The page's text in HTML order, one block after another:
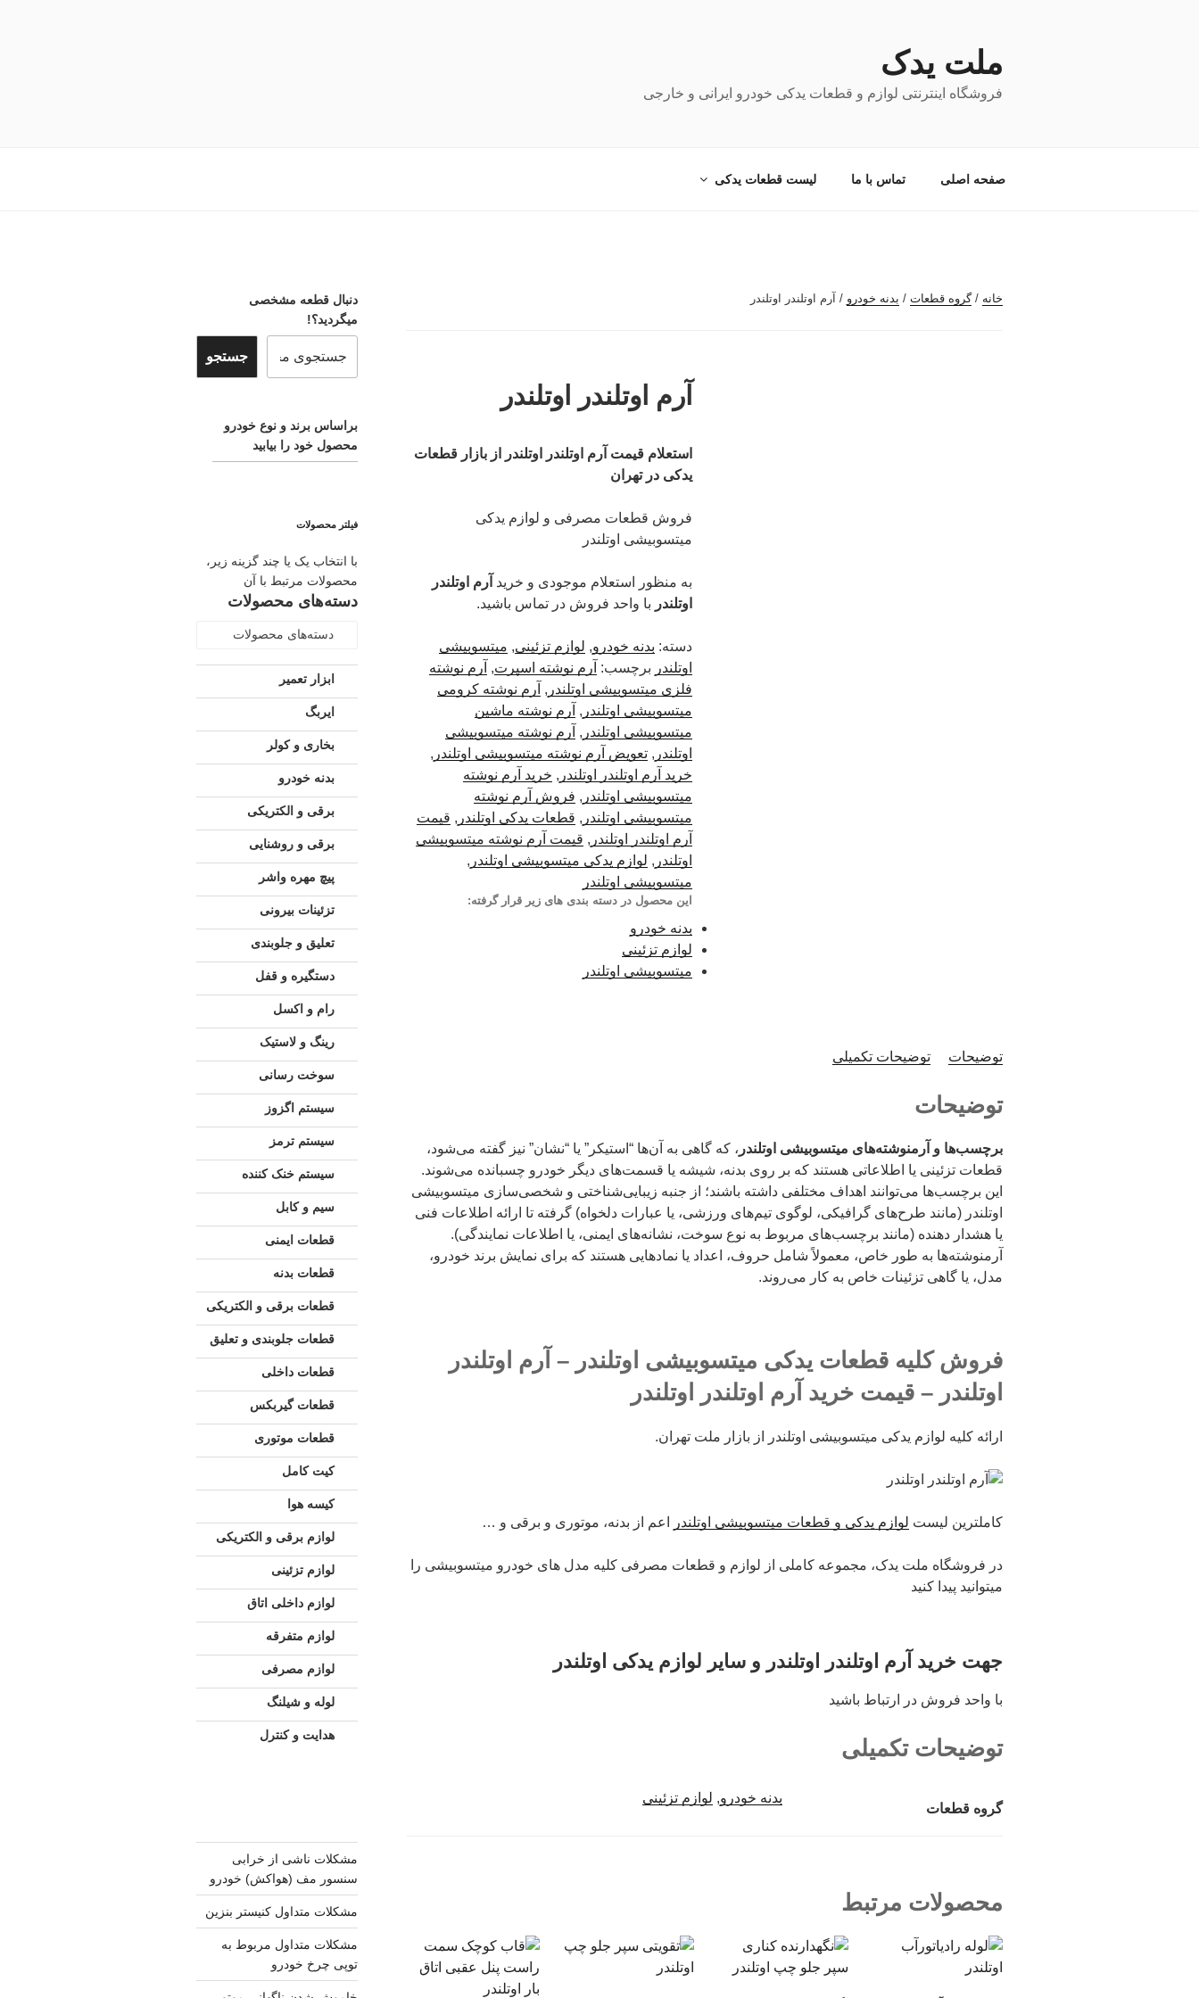
ملت یدک
فروشگاه اینترنتی لوازم و قطعات یدکی خودرو ایرانی و خارجی
صفحه اصلی تماس با ما لیست قطعات یدکی
خانه /گروه قطعات / بدنه خودرو / آرم اوتلندر اوتلندر
آرم اوتلندر اوتلندر
استعلام قیمت آرم اوتلندر اوتلندر از بازار قطعات
یدکی در تهران
فروش قطعات مصرفی و لوازم یدکی
میتسوبیشی اوتلندر
به منظور استعلام موجودی و خرید آرم اوتلندر
اوتلندر با واحد فروش در تماس باشید.
دسته: بدنه خودرو, لوازم تزئینی, میتسوبیشی
اوتلندر برچسب: آرم نوشته اسپرت, آرم نوشته
فلزی میتسوبیشی اوتلندر , آرم نوشته کرومی
میتسوبیشی اوتلندر , آرم نوشته ماشین
میتسوبیشی اوتلندر , آرم نوشته میتسوبیشی
اوتلندر , تعویض آرم نوشته میتسوبیشی اوتلندر ,
خرید آرم اوتلندر اوتلندر , خرید آرم نوشته
میتسوبیشی اوتلندر , فروش آرم نوشته
میتسوبیشی اوتلندر , قطعات یدکی اوتلندر , قیمت
آرم اوتلندر اوتلندر , قیمت آرم نوشته میتسوبیشی
اوتلندر , لوازم یدکی میتسوبیشی اوتلندر ,
میتسوبیشی اوتلندر
این محصول در دسته بندی های زیر قرار گرفته:
بدنه خودرو
لوازم تزئینی
میتسوبیشی اوتلندر
توضیحات توضیحات تکمیلی
توضیحات
برچسب‌ها و آرمنوشته‌های میتسوبیشی اوتلندر ، که گاهی به آن‌ها “استیکر” یا “نشان” نیز گفته می‌شود،
قطعات تزئینی یا اطلاعاتی هستند که بر روی بدنه، شیشه یا قسمت‌های دیگر خودرو چسبانده می‌شوند.
این برچسب‌ها می‌توانند اهداف مختلفی داشته باشند؛ از جنبه زیبایی‌شناختی و شخصی‌سازی میتسوبیشی
اوتلندر (مانند طرح‌های گرافیکی، لوگوی تیم‌های ورزشی، یا عبارات دلخواه) گرفته تا ارائه اطلاعات فنی
یا هشدار دهنده (مانند برچسب‌های مربوط به نوع سوخت، نشانه‌های ایمنی، یا اطلاعات نمایندگی).
آرمنوشته‌ها به طور خاص، معمولاً شامل حروف، اعداد یا نمادهایی هستند که برای نمایش برند خودرو،
مدل، یا گاهی تزئینات خاص به کار می‌روند.
فروش کلیه قطعات یدکی میتسوبیشی اوتلندر – آرم اوتلندر
اوتلندر – قیمت خرید آرم اوتلندر اوتلندر
ارائه کلیه لوازم یدکی میتسوبیشی اوتلندر از بازار ملت تهران.
کاملترین لیست لوازم یدکی و قطعات میتسوبیشی اوتلندر اعم از بدنه، موتوری و برقی و …
در فروشگاه ملت یدک، مجموعه کاملی از لوازم و قطعات مصرفی کلیه مدل های خودرو میتسوبیشی را
میتوانید پیدا کنید
جهت خرید آرم اوتلندر اوتلندر و سایر لوازم یدکی اوتلندر
با واحد فروش در ارتباط باشید
توضیحات تکمیلی
گروه قطعات
بدنه خودرو, لوازم تزئینی
محصولات مرتبط
دنبال قطعه مشخصی
میگردید؟!
جستجو
براساس برند و نوع خودرو
محصول خود را بیابید
فیلتر محصولات
با انتخاب یک یا چند گزینه زیر،
محصولات مرتبط با آن
دسته‌های محصولات
دسته‌های محصولات
ابزار تعمیر
ایربگ
بخاری و کولر
بدنه خودرو
برقی و الکتریکی
برقی و روشنایی
پیچ مهره واشر
تزئینات بیرونی
تعلیق و جلوبندی
دستگیره و قفل
رام و اکسل
رینگ و لاستیک
سوخت رسانی
سیستم اگزوز
سیستم ترمز
سیستم خنک کننده
سیم و کابل
قطعات ایمنی
قطعات بدنه
قطعات برقی و الکتریکی
قطعات جلوبندی و تعلیق
قطعات داخلی
قطعات گیربکس
قطعات موتوری
کیت کامل
کیسه هوا
لوازم برقی و الکتریکی
لوازم تزئینی
لوازم داخلی اتاق
لوازم متفرقه
لوازم مصرفی
لوله و شیلنگ
هدایت و کنترل
مشکلات ناشی از خرابی
سنسور مف (هواکش) خودرو
مشکلات متداول کنیستر بنزین
مشکلات متداول مربوط به
توپی چرخ خودرو